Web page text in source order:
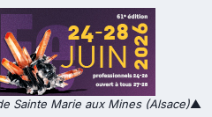
Sainte Marie aux Mines (Alsace)▲